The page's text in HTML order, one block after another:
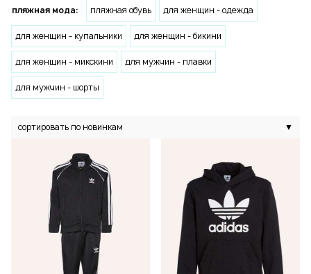
пляжная мода: пляжная обувь для женщин - одежда
для женщин - купальники для женщин - бикини
для женщин - микскини для мужчин - плавки
для мужчин - шорты
сортировать по новинкам ▼